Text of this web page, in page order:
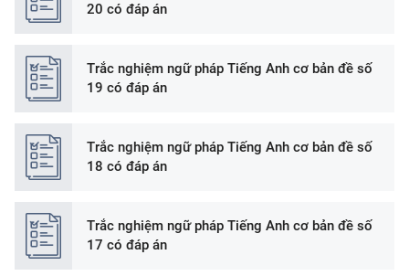
20 có đáp án
​Trắc nghiệm ngữ pháp Tiếng Anh cơ bản đề số
19 có đáp án
Trắc nghiệm ngữ pháp Tiếng Anh cơ bản đề số
18 có đáp án
​Trắc nghiệm ngữ pháp Tiếng Anh cơ bản đề số
17 có đáp án